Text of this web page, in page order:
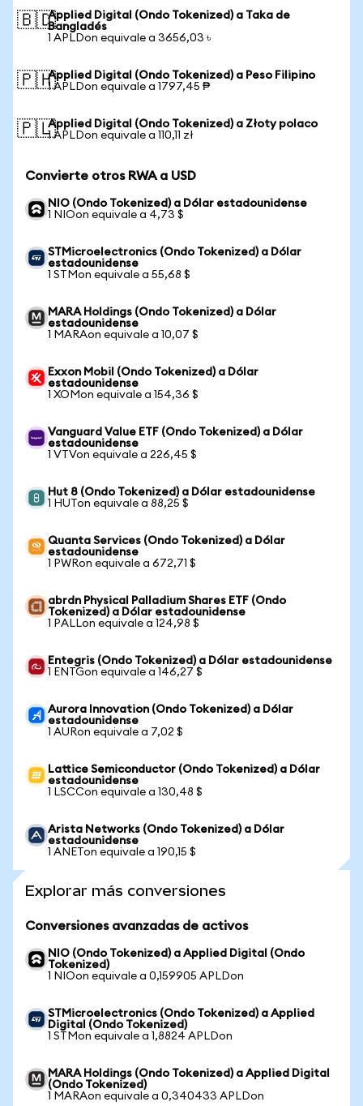
🇧🇩Applied Digital (Ondo Tokenized) a Taka de
Bangladés
1 APLDon equivale a 3656,03 ৳
🇵🇭Applied Digital (Ondo Tokenized) a Peso Filipino
1 APLDon equivale a 1797,45 ₱
🇵🇱Applied Digital (Ondo Tokenized) a Złoty polaco
1 APLDon equivale a 110,11 zł
Convierte otros RWA a USD
NIO (Ondo Tokenized) a Dólar estadounidense
1 NIOon equivale a 4,73 $
STMicroelectronics (Ondo Tokenized) a Dólar
estadounidense
1 STMon equivale a 55,68 $
MARA Holdings (Ondo Tokenized) a Dólar
estadounidense
1 MARAon equivale a 10,07 $
Exxon Mobil (Ondo Tokenized) a Dólar
estadounidense
1 XOMon equivale a 154,36 $
Vanguard Value ETF (Ondo Tokenized) a Dólar
estadounidense
1 VTVon equivale a 226,45 $
Hut 8 (Ondo Tokenized) a Dólar estadounidense
1 HUTon equivale a 88,25 $
Quanta Services (Ondo Tokenized) a Dólar
estadounidense
1 PWRon equivale a 672,71 $
abrdn Physical Palladium Shares ETF (Ondo
Tokenized) a Dólar estadounidense
1 PALLon equivale a 124,98 $
Entegris (Ondo Tokenized) a Dólar estadounidense
1 ENTGon equivale a 146,27 $
Aurora Innovation (Ondo Tokenized) a Dólar
estadounidense
1 AURon equivale a 7,02 $
Lattice Semiconductor (Ondo Tokenized) a Dólar
estadounidense
1 LSCCon equivale a 130,48 $
Arista Networks (Ondo Tokenized) a Dólar
estadounidense
1 ANETon equivale a 190,15 $
Explorar más conversiones
Conversiones avanzadas de activos
NIO (Ondo Tokenized) a Applied Digital (Ondo
Tokenized)
1 NIOon equivale a 0,159905 APLDon
STMicroelectronics (Ondo Tokenized) a Applied
Digital (Ondo Tokenized)
1 STMon equivale a 1,8824 APLDon
MARA Holdings (Ondo Tokenized) a Applied Digital
(Ondo Tokenized)
1 MARAon equivale a 0,340433 APLDon